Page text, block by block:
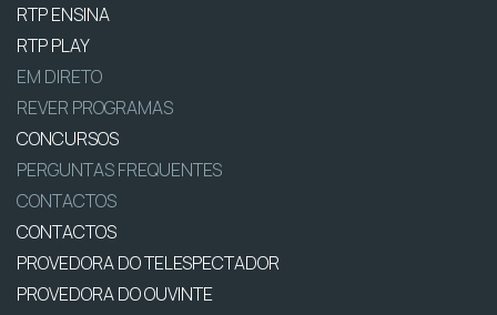
RTP ENSINA
RTP PLAY
EM DIRETO
REVER PROGRAMAS
CONCURSOS
PERGUNTAS FREQUENTES
CONTACTOS
CONTACTOS
PROVEDORA DO TELESPECTADOR
PROVEDORA DO OUVINTE